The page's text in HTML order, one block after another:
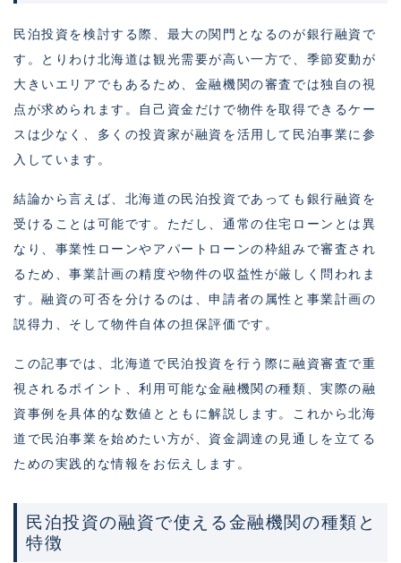
民泊投資を検討する際、最大の関門となるのが銀行融資で
す。とりわけ北海道は観光需要が高い一方で、季節変動が
大きいエリアでもあるため、金融機関の審査では独自の視
点が求められます。自己資金だけで物件を取得できるケー
スは少なく、多くの投資家が融資を活用して民泊事業に参
入しています。
結論から言えば、北海道の民泊投資であっても銀行融資を
受けることは可能です。ただし、通常の住宅ローンとは異
なり、事業性ローンやアパートローンの枠組みで審査され
るため、事業計画の精度や物件の収益性が厳しく問われま
す。融資の可否を分けるのは、申請者の属性と事業計画の
説得力、そして物件自体の担保評価です。
この記事では、北海道で民泊投資を行う際に融資審査で重
視されるポイント、利用可能な金融機関の種類、実際の融
資事例を具体的な数値とともに解説します。これから北海
道で民泊事業を始めたい方が、資金調達の見通しを立てる
ための実践的な情報をお伝えします。
民泊投資の融資で使える金融機関の種類と
特徴